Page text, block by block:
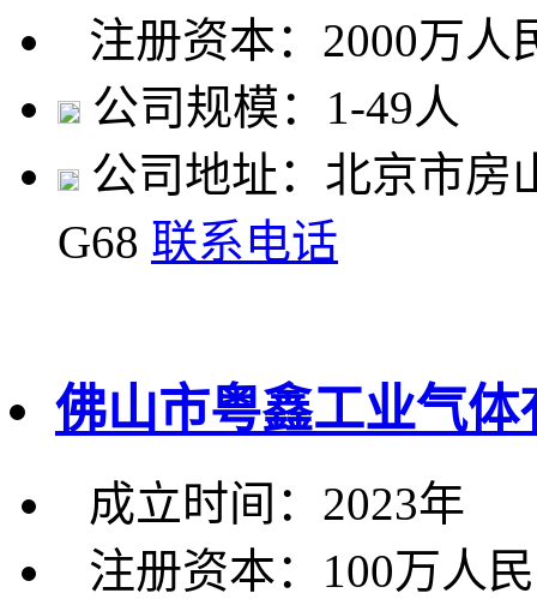
注册资本：2000万人
公司规模：1-49人
公司地址：北京市房
G68 联系电话
佛山市粤鑫工业气体
成立时间：2023年
注册资本：100万人